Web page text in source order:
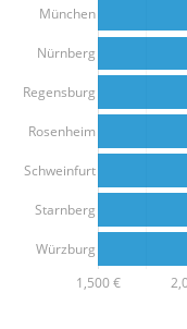
1,500 €
München
Nürnberg
Regensburg
Rosenheim
Schweinfurt
Starnberg
Würzburg